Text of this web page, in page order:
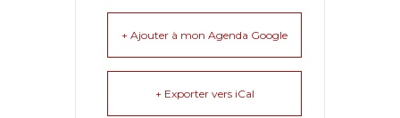
+ Ajouter à mon Agenda Google
+ Exporter vers iCal